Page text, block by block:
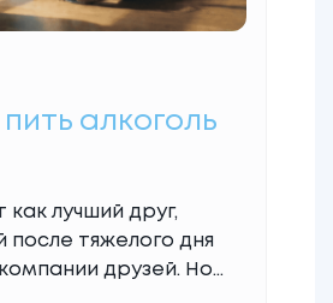
алкоголь
как лучший друг,
тяжелого дня
друзей. Но